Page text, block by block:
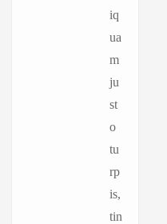
iq
ua
m
ju
st
o
tu
rp
is,
tin